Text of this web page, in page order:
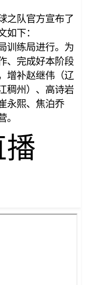
之队官方宣布了
下：
训练局进行。为
、完成好本阶段
增补赵继伟（辽
稠州）、高诗岩
永熙、焦泊乔
播